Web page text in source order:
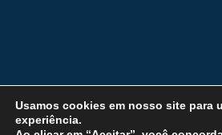
Todos os direitos reservados •
Blumenau • 2026 • Diretor
Usamos cookies em nosso site para
experiência.